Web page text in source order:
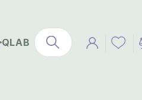
QLAB